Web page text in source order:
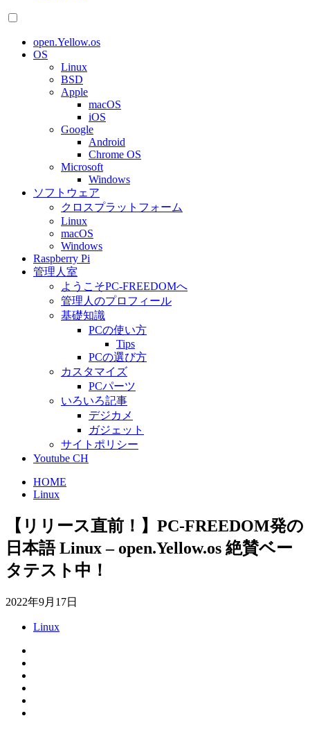
open.Yellow.os
OS
Linux
BSD
Apple
macOS
iOS
Google
Android
Chrome OS
Microsoft
Windows
ソフトウェア
クロスプラットフォーム
Linux
macOS
Windows
Raspberry Pi
管理人室
ようこそPC-FREEDOMへ
管理人のプロフィール
基礎知識
PCの使い方
Tips
PCの選び方
カスタマイズ
PCパーツ
いろいろ記事
デジカメ
ガジェット
サイトポリシー
Youtube CH
HOME
Linux
【リリース直前！】PC-FREEDOM発の
日本語 Linux – open.Yellow.os 絶賛ベー
タテスト中！
2022年9月17日
Linux